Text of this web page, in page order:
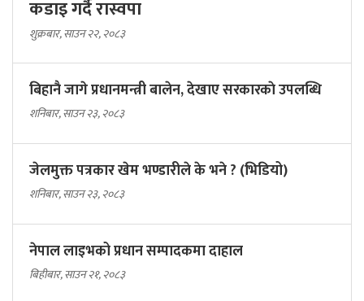
कडाइ गर्दै रास्वपा
शुक्रबार, साउन २२, २०८३
बिहानै जागे प्रधानमन्त्री बालेन, देखाए सरकारकाे उपलब्धि
शनिबार, साउन २३, २०८३
जेलमुक्त पत्रकार खेम भण्डारीले के भने ? (भिडियो)
शनिबार, साउन २३, २०८३
नेपाल लाइभको प्रधान सम्पादकमा दाहाल
बिहीबार, साउन २१, २०८३